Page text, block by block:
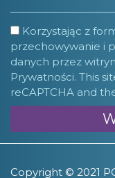
Korzystając z
przechowywanie i
danych przez
Prywatności. This
reCAPTCHA and
Copyright © 2021